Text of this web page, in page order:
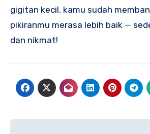
gigitan kecil, kamu sudah
pikiranmu merasa lebih baik —
dan nikmat!